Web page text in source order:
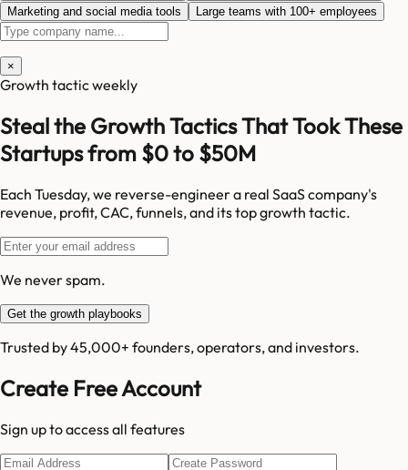
Marketing and social media tools
Large teams with 100+ employees
×
Growth tactic weekly
Steal the Growth Tactics That Took These
Startups from $0 to $50M
Each Tuesday, we reverse-engineer a real SaaS company's
revenue, profit, CAC, funnels, and its top growth tactic.
We never spam.
Get the growth playbooks
Trusted by 45,000+ founders, operators, and investors.
Create Free Account
Sign up to access all features